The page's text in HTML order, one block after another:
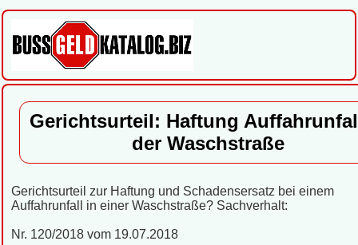
Gerichtsurteil: Haftung
der Waschstraße
Gerichtsurteil zur Haftung und Schadensersatz bei einem
Auffahrunfall in einer Waschstraße? Sachverhalt:
Nr. 120/2018 vom 19.07.2018